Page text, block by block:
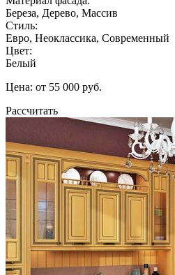
Береза, Дерево, Массив
Стиль:
Евро, Неоклассика, Современный
Цвет:
Белый
Цена: от 55 000 руб.
Рассчитать